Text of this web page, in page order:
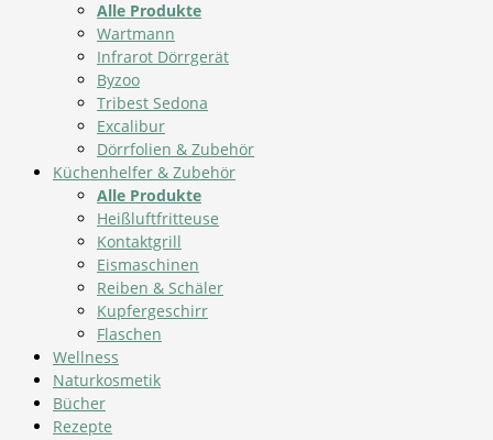
Alle Produkte
Wartmann
Infrarot Dörrgerät
Byzoo
Tribest Sedona
Excalibur
Dörrfolien & Zubehör
Küchenhelfer & Zubehör
Alle Produkte
Heißluftfritteuse
Kontaktgrill
Eismaschinen
Reiben & Schäler
Kupfergeschirr
Flaschen
Wellness
Naturkosmetik
Bücher
Rezepte